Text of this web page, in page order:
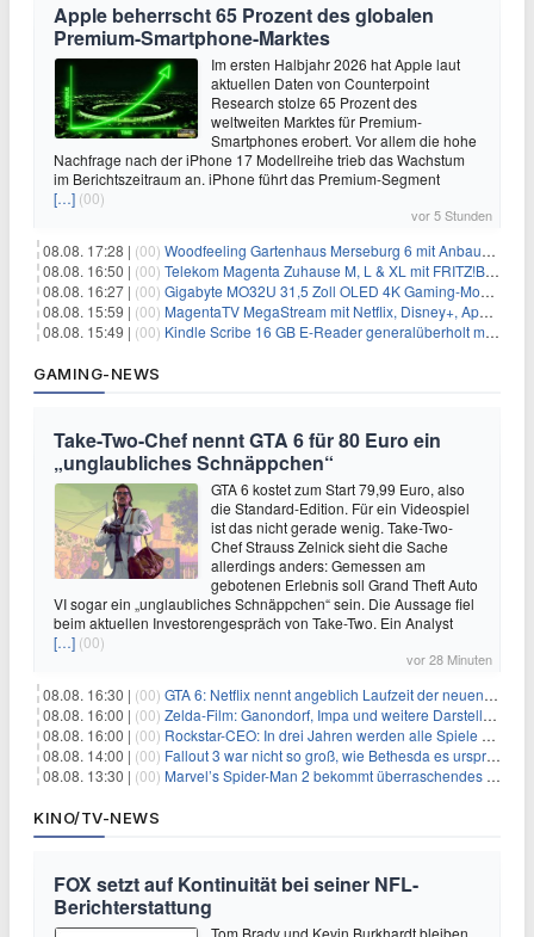
Apple beherrscht 65 Prozent des globalen
Premium-Smartphone-Marktes
Im ersten Halbjahr 2026 hat Apple laut
aktuellen Daten von Counterpoint
Research stolze 65 Prozent des
weltweiten Marktes für Premium-
Smartphones erobert. Vor allem die hohe
Nachfrage nach der iPhone 17 Modellreihe trieb das Wachstum
im Berichtszeitraum an. iPhone führt das Premium-Segment
[…] (00)
vor 5 Stunden
08.08. 17:28 | (00) Woodfeeling Gartenhaus Merseburg 6 mit Anbaudach für 1.048€
08.08. 16:50 | (00) Telekom Magenta Zuhause M, L & XL mit FRITZ!Box 7690 für 1€ und 220€ Bonus (effektiv ab 19,74€/Monat)
08.08. 16:27 | (00) Gigabyte MO32U 31,5 Zoll OLED 4K Gaming-Monitor für 549€
08.08. 15:59 | (00) MagentaTV MegaStream mit Netflix, Disney+, Apple TV+ & RTL+ für 30€/Monat (effektiv 20,83€/Monat)
08.08. 15:49 | (00) Kindle Scribe 16 GB E-Reader generalüberholt mit Eingabestift für 197,99€
GAMING-NEWS
Take-Two-Chef nennt GTA 6 für 80 Euro ein
„unglaubliches Schnäppchen“
GTA 6 kostet zum Start 79,99 Euro, also
die Standard-Edition. Für ein Videospiel
ist das nicht gerade wenig. Take-Two-
Chef Strauss Zelnick sieht die Sache
allerdings anders: Gemessen am
gebotenen Erlebnis soll Grand Theft Auto
VI sogar ein „unglaubliches Schnäppchen“ sein. Die Aussage fiel
beim aktuellen Investorengespräch von Take-Two. Ein Analyst
[…] (00)
vor 28 Minuten
08.08. 16:30 | (00) GTA 6: Netflix nennt angeblich Laufzeit der neuen Gameplay-Präsentation
08.08. 16:00 | (00) Zelda-Film: Ganondorf, Impa und weitere Darsteller sollen feststehen
08.08. 16:00 | (00) Rockstar-CEO: In drei Jahren werden alle Spiele gestreamt
08.08. 14:00 | (00) Fallout 3 war nicht so groß, wie Bethesda es ursprünglich wollte
08.08. 13:30 | (00) Marvel’s Spider-Man 2 bekommt überraschendes PS5-Update mit gewünschter Komfortfunktion
KINO/TV-NEWS
FOX setzt auf Kontinuität bei seiner NFL-
Berichterstattung